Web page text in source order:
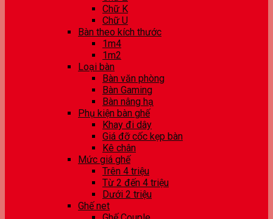
Chữ K
Chữ U
Bàn theo kích thước
1m4
1m2
Loại bàn
Bàn văn phòng
Bàn Gaming
Bàn nâng hạ
Phụ kiện bàn ghế
Khay đi dây
Giá đỡ cốc kẹp bàn
Kê chân
Mức giá ghế
Trên 4 triệu
Từ 2 đến 4 triệu
Dưới 2 triệu
Ghế net